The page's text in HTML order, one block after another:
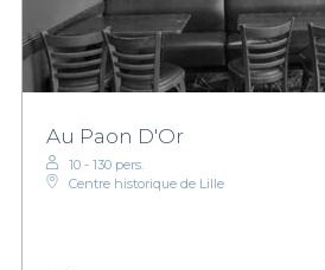
Au Paon D'Or
10 - 130 pers.
Centre historique de Lille